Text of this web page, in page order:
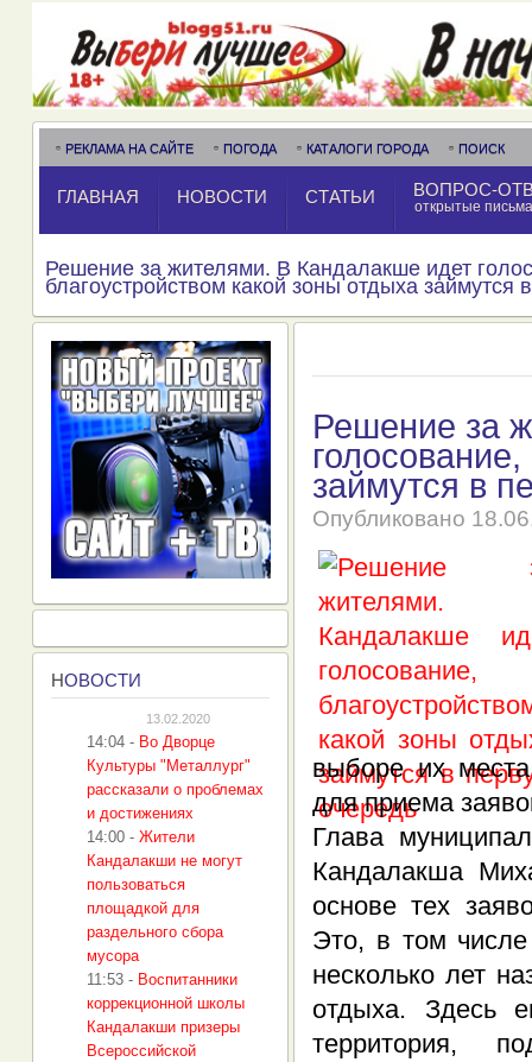
РЕКЛАМА НА САЙТЕ ПОГОДА КАТАЛОГИ ГОРОДА ПОИСК
ГЛАВНАЯ НОВОСТИ СТАТЬИ ВОПРОС-
открытые письма
Решение за жителями. В Кандалакше идет
благоустройством какой зоны отдыха займутся
Решение за
займутся в
Опубликовано
выборе их
для приема
Глава
Кандалакша
основе тех
Это, в том
несколько лет
отдыха. Здесь
территория,
НОВОСТИ
13.02.2020
14:04 - Во Дворце
Культуры "Металлург"
рассказали о проблемах
и достижениях
14:00 - Жители
Кандалакши не могут
пользоваться
площадкой для
раздельного сбора
мусора
11:53 - Воспитанники
коррекционной школы
Кандалакши призеры
Всероссийской